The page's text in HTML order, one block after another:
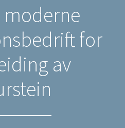
moderne
for
av